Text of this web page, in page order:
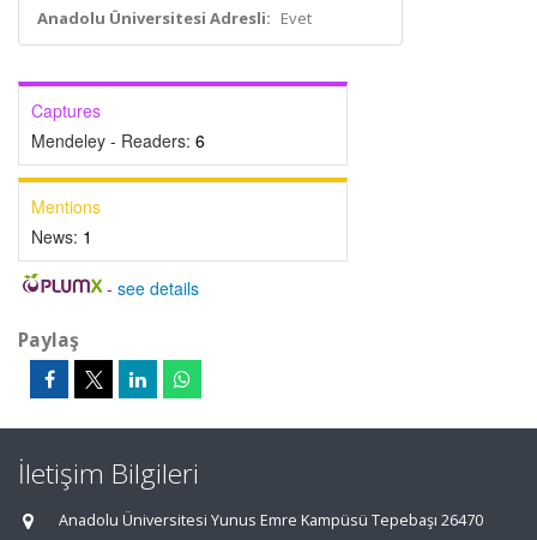
Anadolu Üniversitesi Adresli: Evet
Captures
Mendeley - Readers: 6
Mentions
News: 1
- see details
Paylaş
İletişim Bilgileri
Anadolu Üniversitesi Yunus Emre Kampüsü Tepebaşı 26470